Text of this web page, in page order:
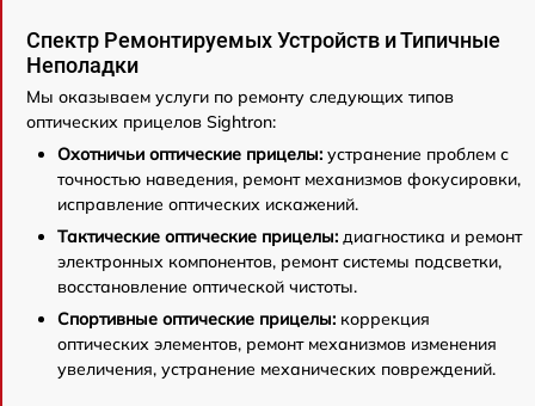
Спектр Ремонтируемых Устройств и Типичные
Неполадки
Мы оказываем услуги по ремонту следующих типов
оптических прицелов Sightron:
Охотничьи оптические прицелы: устранение проблем с
точностью наведения, ремонт механизмов фокусировки,
исправление оптических искажений.
Тактические оптические прицелы: диагностика и ремонт
электронных компонентов, ремонт системы подсветки,
восстановление оптической чистоты.
Спортивные оптические прицелы: коррекция
оптических элементов, ремонт механизмов изменения
увеличения, устранение механических повреждений.